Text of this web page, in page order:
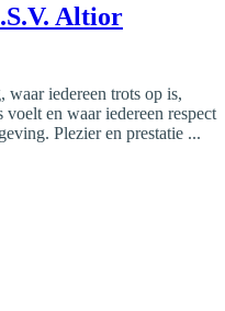
Altior
iedereen trots op is,
en waar iedereen respect
Plezier en prestatie ...